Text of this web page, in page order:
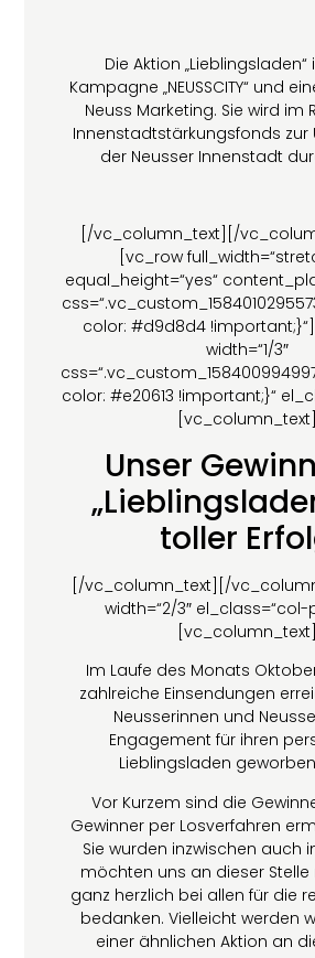
Die Aktion „Lieblingsladen“
Kampagne „NEUSSCITY“ und
Neuss Marketing. Sie wird im
Innenstadtstärkungsfonds zur
der Neusser Innenstadt
[/vc_column_text][/
[vc_row
equal_height=“yes“
color: #d9d8d4
width=“1/3″
color: #e20613 !important;}“
[vc_column_text]
Unser
toller
[/vc_column_text][/
width=“2/3″
[vc_column_text]
Im Laufe des Monats
zahlreiche Einsendungen
Neusserinnen und
Engagement für ihren
Lieblingsladen
Vor Kurzem sind die
Gewinner per Losverfahren
Sie wurden inzwischen auch
möchten uns an dieser
ganz herzlich bei allen für die
bedanken. Vielleicht werden
einer ähnlichen Aktion an